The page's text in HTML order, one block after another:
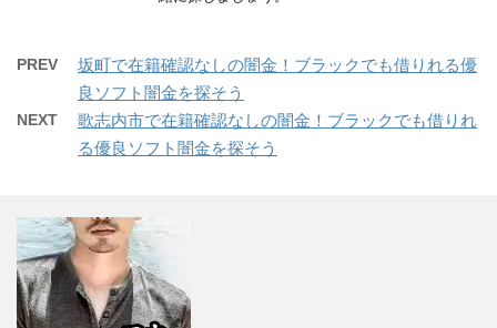
PREV
坂町で在籍確認なしの闇金！ブラックでも借りれる優
良ソフト闇金を探そう
NEXT
歌志内市で在籍確認なしの闇金！ブラックでも借りれ
る優良ソフト闇金を探そう